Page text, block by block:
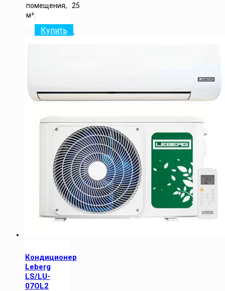
помещения,
м²:
25
Купить
Кондиционер
Leberg
LS/LU-
07OL2